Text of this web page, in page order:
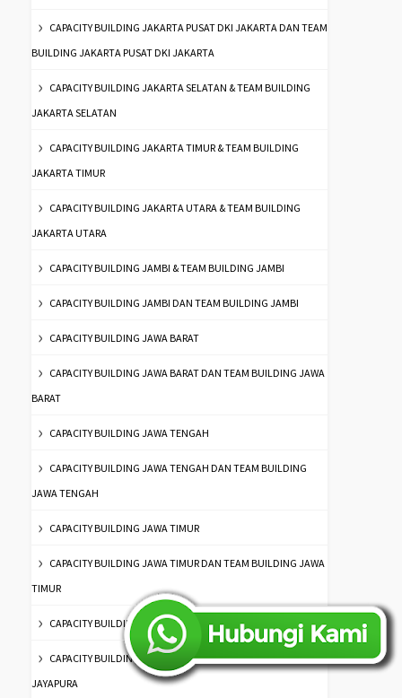
CAPACITY BUILDING JAKARTA PUSAT DKI JAKARTA DAN TEAM
BUILDING JAKARTA PUSAT DKI JAKARTA
CAPACITY BUILDING JAKARTA SELATAN & TEAM BUILDING
JAKARTA SELATAN
CAPACITY BUILDING JAKARTA TIMUR & TEAM BUILDING
JAKARTA TIMUR
CAPACITY BUILDING JAKARTA UTARA & TEAM BUILDING
JAKARTA UTARA
CAPACITY BUILDING JAMBI & TEAM BUILDING JAMBI
CAPACITY BUILDING JAMBI DAN TEAM BUILDING JAMBI
CAPACITY BUILDING JAWA BARAT
CAPACITY BUILDING JAWA BARAT DAN TEAM BUILDING JAWA
BARAT
CAPACITY BUILDING JAWA TENGAH
CAPACITY BUILDING JAWA TENGAH DAN TEAM BUILDING
JAWA TENGAH
CAPACITY BUILDING JAWA TIMUR
CAPACITY BUILDING JAWA TIMUR DAN TEAM BUILDING JAWA
TIMUR
CAPACITY BUILDING JAYAPURA & TEAM BUILDING JAYAPURA
CAPACITY BUILDING JAYAPURA DAN TEAM BUILDING
JAYAPURA